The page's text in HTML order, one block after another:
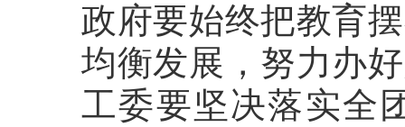
政府要始终把教育
均衡发展，努力办
工委要坚决落实全